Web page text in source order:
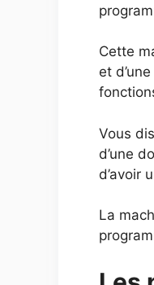
Cette
et
Vous
d’une
d’avoir
La